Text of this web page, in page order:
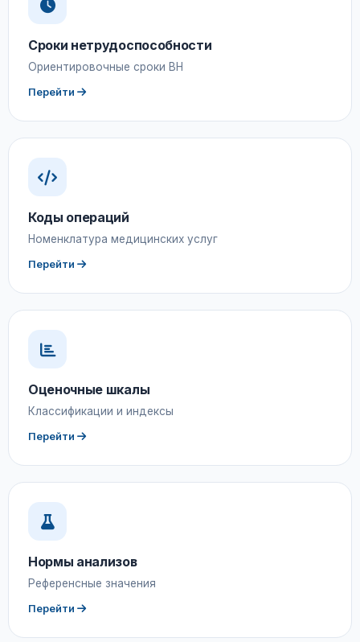
Сроки нетрудоспособности
Ориентировочные сроки ВН
Перейти
Коды операций
Номенклатура медицинских услуг
Перейти
Оценочные шкалы
Классификации и индексы
Перейти
Нормы анализов
Референсные значения
Перейти